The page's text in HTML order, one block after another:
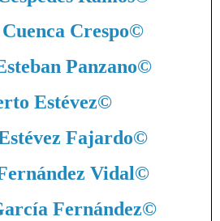
Crespo©
Panzano©
Estévez©
Fajardo©
Vidal©
Fernández©